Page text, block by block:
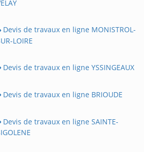
Devis de travaux en ligne MONISTROL-
LOIRE
Devis de travaux en ligne YSSINGEAUX
Devis de travaux en ligne BRIOUDE
Devis de travaux en ligne SAINTE-